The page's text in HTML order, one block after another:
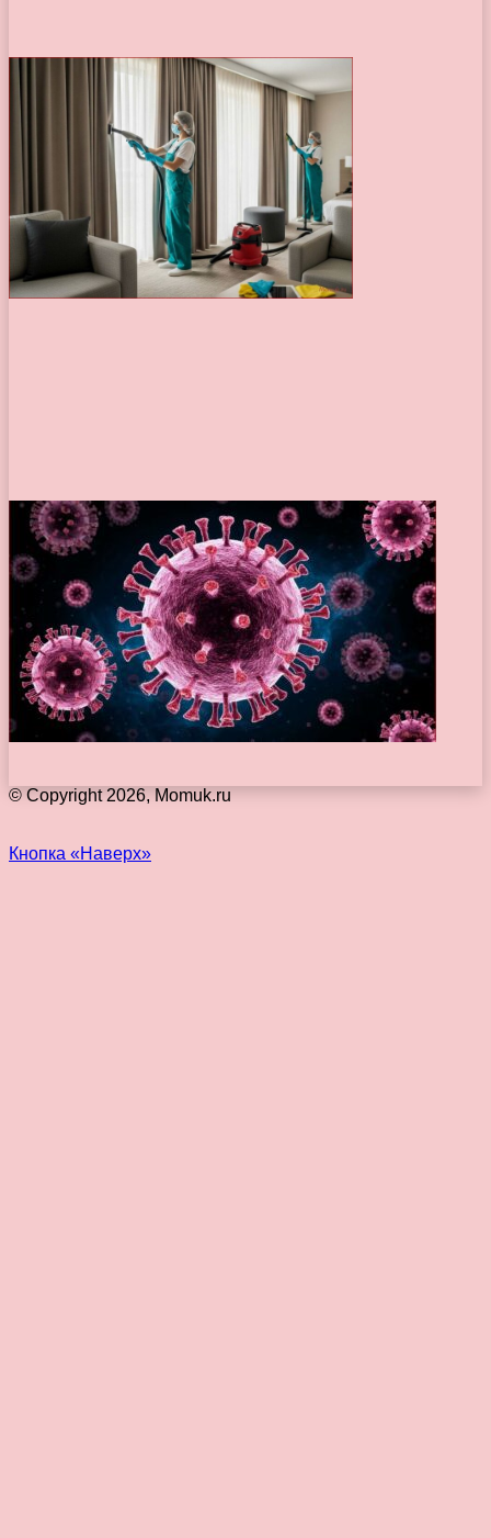
© Copyright 2026, Momuk.ru
Кнопка «Наверх»